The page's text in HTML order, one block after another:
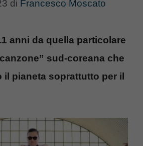
di Francesco Moscato
anni da quella particolare
sud-coreana che
il pianeta soprattutto per il